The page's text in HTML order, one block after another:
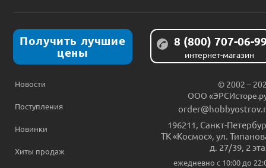
Получить лучшие
цены
8 (800) 707-06-
интернет-магазин
Новости
Поступления
Новинки
Хиты продаж
© 2002 –
ООО
196211, Санкт-
ТК «Космос», ул.
д. 27/39, 2
ежедневно c 10:00 до